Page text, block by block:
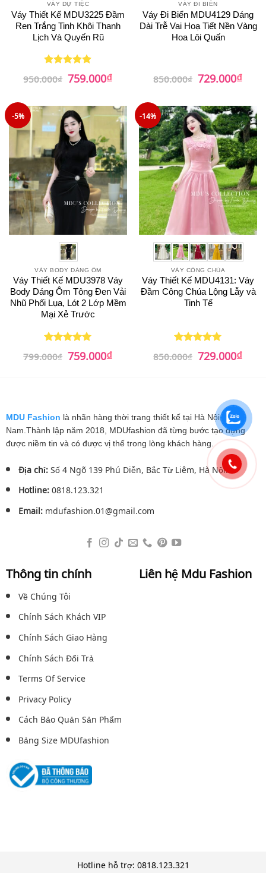
VÁY DỰ TIỆC
Váy Thiết Kế MDU3225 Đầm
Ren Trắng Tinh Khôi Thanh
Lịch Và Quyến Rũ
Được xếp
hạng
55
950.000₫ Giá
gốc
759.000₫Giá
hiện
759.000₫.
VÁY ĐI BIỂN
Váy Đi Biển MDU4129 Dáng
Dài Trễ Vai Hoạ Tiết Nền Vàng
Hoa Lôi Quấn
850.000₫ Giá
gốc
729.000₫Giá
hiện
-5%
VÁY BODY DÁNG ÔM
Váy Thiết Kế MDU3978 Váy
Body Dáng Ôm Tông Đen Vải
Nhũ Phối Lụa, Lót 2 Lớp Mềm
Mại Xẻ Trước
Được xếp
hạng
55
799.000₫ Giá
gốc
759.000₫Giá
hiện
-14%
VÁY CÔNG CHÚA
Váy Thiết Kế MDU4131: Váy
Đầm Công Chúa Lộng Lẫy và
Tinh Tế
Được xếp
hạng
55
850.000₫ Giá
gốc
729.000₫Giá
hiện
MDU Fashion là nhãn hàng thời trang thiết kế tại Hà Nội, Việt
Nam.Thành lập năm 2018, MDUfashion đã từng bước tạo dựng
được niềm tin và có được vị thế trong lòng khách hàng.
Địa chỉ:Số 4 Ngõ 139 Phú Diễn, Bắc Từ Liêm, Hà Nội.
Hotline:0818.123.321
Email:mdufashion.01@gmail.com
Thông tin chính
Về Chúng Tôi
Chính Sách Khách VIP
Chính Sách Giao Hàng
Chính Sách Đổi Trả
Terms Of Service
Privacy Policy
Cách Bảo Quản Sản Phẩm
Bảng Size MDUfashion
Liên hệ Mdu Fashion
Hotline hỗ trợ: 0818.123.321